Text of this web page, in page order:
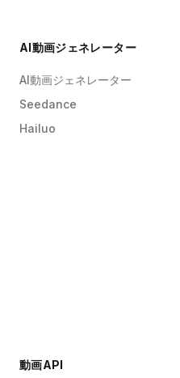
AI動画ジェネレーター
AI動画ジェネレーター
Seedance
Hailuo
動画API